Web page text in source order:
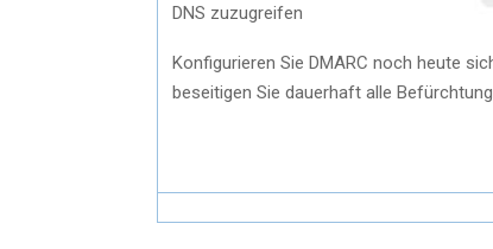
DNS zuzugreifen
Konfigurieren Sie DMARC noch heute
beseitigen Sie dauerhaft alle